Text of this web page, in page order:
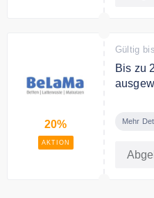
20%
AKTION
Gültig
Bis zu
Mehr